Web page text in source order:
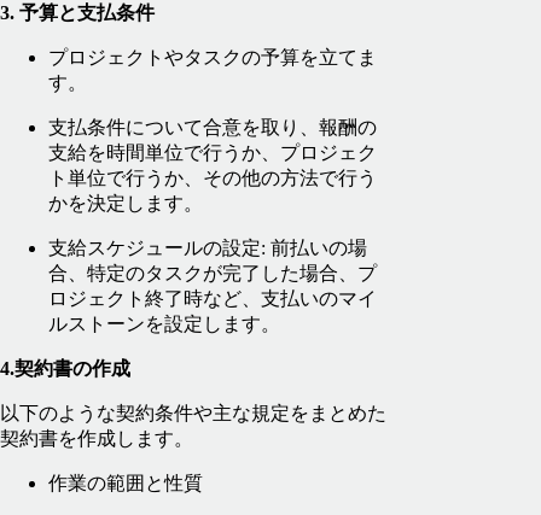
3. 予算と支払条件
プロジェクトやタスクの予算を立てま
す。
支払条件について合意を取り、報酬の
支給を時間単位で行うか、プロジェク
ト単位で行うか、その他の方法で行う
かを決定します。
支給スケジュールの設定: 前払いの場
合、特定のタスクが完了した場合、プ
ロジェクト終了時など、支払いのマイ
ルストーンを設定します。
4.契約書の作成
以下のような契約条件や主な規定をまとめた
契約書を作成します。
作業の範囲と性質